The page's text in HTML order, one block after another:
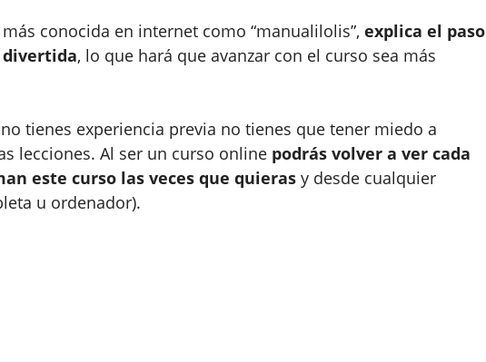
conocida en internet como “manualilolis”, explica el paso
divertida, lo que hará que avanzar con el curso sea más
tienes experiencia previa no tienes que tener miedo a
lecciones. Al ser un curso online podrás volver a ver cada
este curso las veces que quieras y desde cualquier
u ordenador).